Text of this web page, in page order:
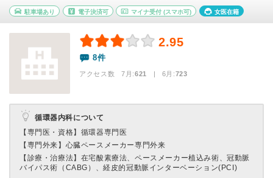
駐車場あり 電子決済可 マイナ受付 (スマホ可) 女医在籍
2.95
8件
アクセス数 7月:621 | 6月:723
循環器内科について
【専門医・資格】 循環器専門医
【専門外来】 心臓ペースメーカー専門外来
【診療・治療法】 在宅酸素療法、ペースメーカー植込み術、冠動脈
バイパス術（CABG）、経皮的冠動脈インターベーション(PCI)